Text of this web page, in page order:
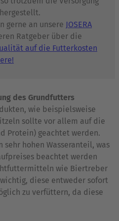
gerne an unsere JOSERA
Ratgeber über die
auf die Futterkosten
des Grundfutters
wie beispielsweise
sollte vor allem auf die
Protein) geachtet werden.
sehr hohen Wasseranteil, was
beachtet werden
wie Biertreber
diese entweder sofort
zu verfüttern, da diese